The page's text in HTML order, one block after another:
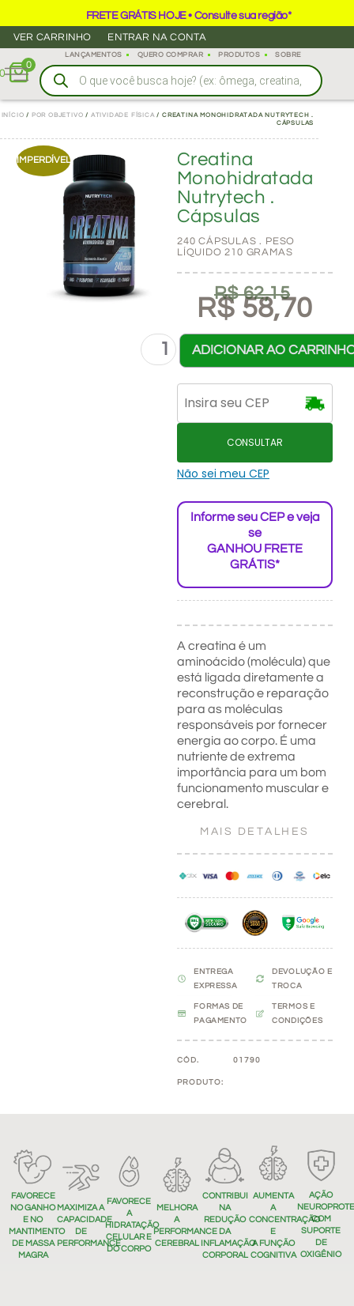
FRETE GRÁTIS HOJE • Consulte sua região*
VER CARRINHO
ENTRAR NA CONTA
LANÇAMENTOS QUERO COMPRAR PRODUTOS SOBRE
0
INÍCIO / POR OBJETIVO / ATIVIDADE FÍSICA/ CREATINA MONOHIDRATADA NUTRYTECH .
CÁPSULAS
IMPERDÍVEL
Creatina
Monohidratada
Nutrytech .
Cápsulas
240 CÁPSULAS . PESO
LÍQUIDO 210 GRAMAS
R$62,15
R$58,70
ADICIONAR AO
CONSULTAR
Não sei meu CEP
Informe seu CEP e veja
se
GANHOU FRETE
GRÁTIS*
A creatina é um
aminoácido (molécula) que
está ligada diretamente a
reconstrução e reparação
para as moléculas
responsáveis por fornecer
energia ao corpo. É uma
nutriente de extrema
importância para um bom
funcionamento muscular e
cerebral.
MAIS DETALHES
ENTREGA
EXPRESSA
FORMAS DE
PAGAMENTO
DEVOLUÇÃO E
TROCA
TERMOS E
CONDIÇÕES
CÓD.
PRODUTO:
01790
FAVORECE
NO GANHO
E NO
MANTIMENTO
DE MASSA
MAGRA
MAXIMIZA A
CAPACIDADE
DE
PERFORMANCE
FAVORECE
A
HIDRATAÇÃO
CELULAR E
DO CORPO
MELHORA
A
PERFORMANCE
CEREBRAL
CONTRIBUI
NA
REDUÇÃO
DA
INFLAMAÇÃO
CORPORAL
AUMENTA
A
CONCENTRAÇÃO
E
A FUNÇÃO
COGNITIVA
AÇÃO
COM
SUPORTE
DE
OXIGÊNIO